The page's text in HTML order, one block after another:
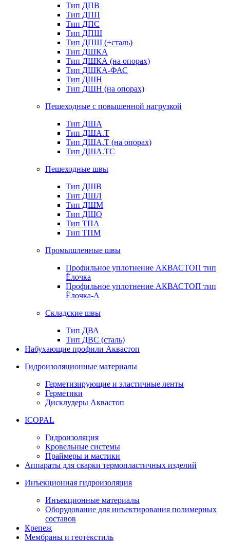
Тип ДПВ
Тип ДПП
Тип ДПС
Тип ДПШ
Тип ДПШ (+сталь)
Тип ДШКА
Тип ДШКА (на опорах)
Тип ДШКА-ФАС
Тип ДШН
Тип ДШН (на опорах)
Пешеходные с повышенной нагрузкой
Тип ДША
Тип ДША.Т
Тип ДША.Т (на опорах)
Тип ДША.ТС
Пешеходные швы
Тип ДШВ
Тип ДШЛ
Тип ДШМ
Тип ДШО
Тип ТПА
Тип ТПМ
Промышленные швы
Профильное уплотнение АКВАСТОП тип
Ёлочка
Профильное уплотнение АКВАСТОП тип
Ёлочка-А
Складские швы
Тип ДВА
Тип ДВС (сталь)
Набухающие профили Аквастоп
Гидроизоляционные материалы
Герметизирующие и эластичные ленты
Герметики
Дисклудеры Аквастоп
ICOPAL
Гидроизоляция
Кровельные системы
Праймеры и мастики
Аппараты для сварки термопластичных изделий
Инъекционная гидроизоляция
Инъекционные материалы
Оборудование для инъектирования полимерных
составов
Крепеж
Мембраны и геотекстиль